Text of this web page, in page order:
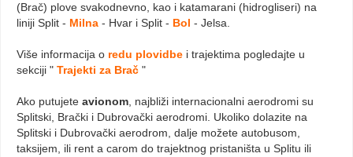
(Brač) plove svakodnevno, kao i katamarani (hidrogliseri) na
liniji Split - Milna - Hvar i Split - Bol - Jelsa.
Više informacija o redu plovidbe i trajektima pogledajte u
sekciji " Trajekti za Brač "
Ako putujete avionom, najbliži internacionalni aerodromi su
Splitski, Brački i Dubrovački aerodromi. Ukoliko dolazite na
Splitski i Dubrovački aerodrom, dalje možete autobusom,
taksijem, ili rent a carom do trajektnog pristaništa u Splitu ili